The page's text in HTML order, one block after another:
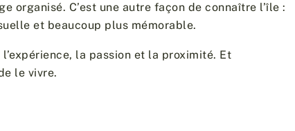
organisé. C’est une autre façon de connaître l’île :
et beaucoup plus mémorable.
l’expérience, la passion et la proximité. Et
le vivre.